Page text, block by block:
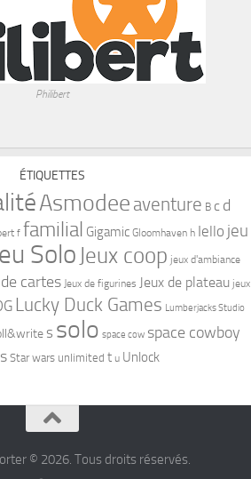
Philibert
ÉTIQUETTES
Asmodee aventure B c d
f familial Gigamic Gloomhaven h Iello jeu
Solo Jeux coop jeux d'ambiance
cartes Jeux de figurines Jeux de plateau jeux
Lucky Duck Games Lumberjacks Studio
s solo space cow space cowboy
Star wars unlimited t u Unlock
© 2026. Tous droits réservés.